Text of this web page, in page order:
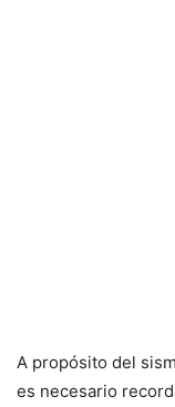
A propósito del
es necesario